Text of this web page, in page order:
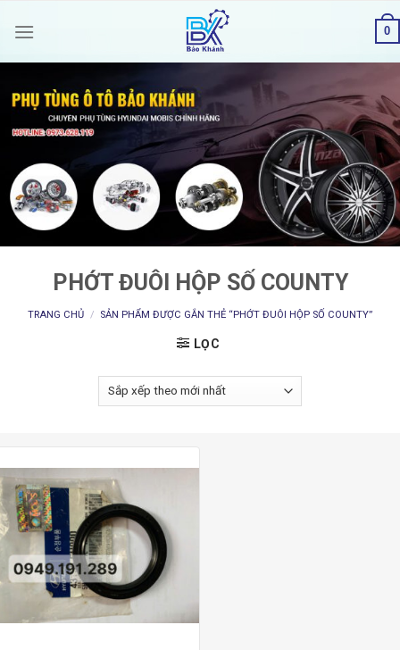
0
PHỚT ĐUÔI HỘP SỐ COUNTY
TRANG CHỦ / SẢN PHẨM ĐƯỢC GẮN THẺ “PHỚT ĐUÔI HỘP SỐ COUNTY”
LỌC